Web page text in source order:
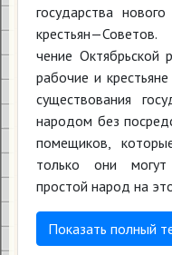
государства
чение Октябрьской
рабочие и
существования
народом без
помещиков,
только они мо­гут
простой народ на
Показать полный